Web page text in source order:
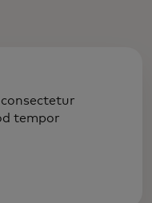
tempor